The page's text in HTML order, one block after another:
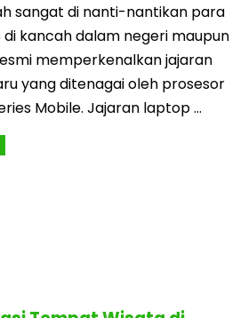
sangat di nanti-nantikan para
kancah dalam negeri maupun
memperkenalkan jajaran
yang ditenagai oleh prosesor
Mobile. Jajaran laptop …